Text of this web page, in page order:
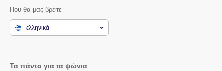
Που θα μας βρείτε
ελληνικά
Τα πάντα για τα ψώνια